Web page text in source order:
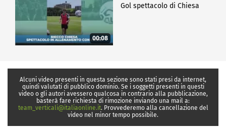
00:08
Gol spettacolo di Chiesa
Alcuni video presenti in questa sezione sono stati presi da internet,
quindi valutati di pubblico dominio. Se i soggetti presenti in questi
video o gli autori avessero qualcosa in contrario alla pubblicazione,
basterà fare richiesta di rimozione inviando una mail a:
team_verticali@italiaonline.it. Provvederemo alla cancellazione del
video nel minor tempo possibile.